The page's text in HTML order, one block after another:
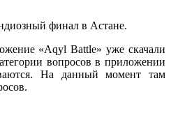
финал в Астане.
«Aqyl Battle» уже скачали
вопросов в приложении
На данный момент там